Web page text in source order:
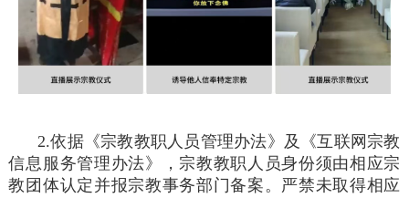
2.依据《宗教教职人员管理办法》及《互联网宗教
信息服务管理办法》，宗教教职人员身份须由相应宗
教团体认定并报宗教事务部门备案。严禁未取得相应